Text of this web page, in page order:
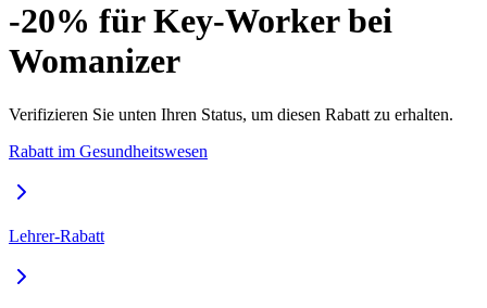
-20% für Key-Worker bei
Womanizer
Verifizieren Sie unten Ihren Status, um diesen Rabatt zu erhalten.
Rabatt im Gesundheitswesen
Lehrer-Rabatt